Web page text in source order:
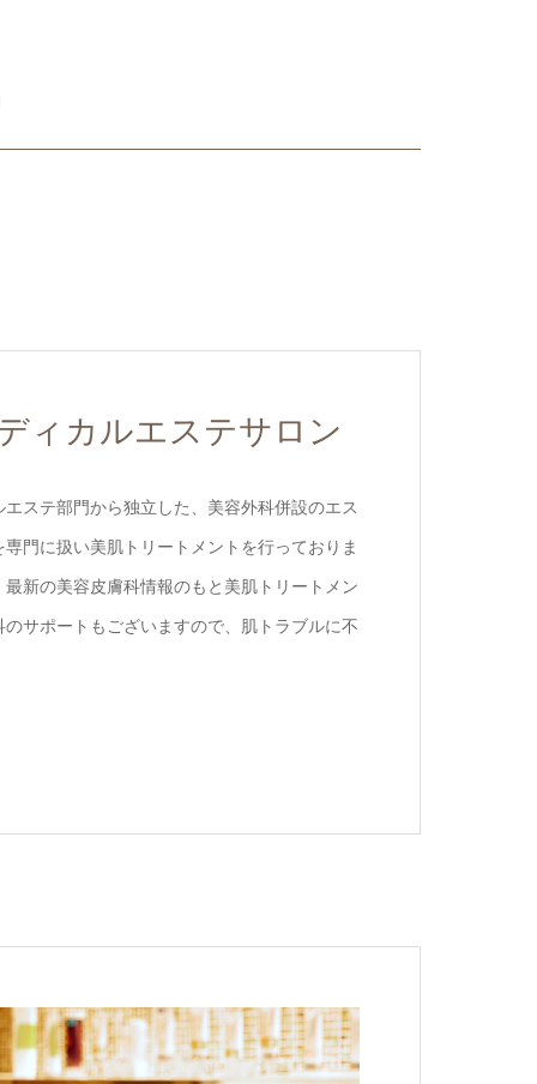
ィカルエステサロン
ステ部門から独立した、美容外科併設のエス
門に扱い美肌トリートメントを行っておりま
新の美容皮膚科情報のもと美肌トリートメン
サポートもございますので、肌トラブルに不